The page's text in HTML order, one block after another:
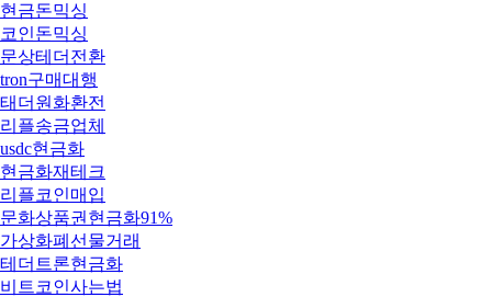
현금돈믹싱
코인돈믹싱
문상테더전환
tron구매대행
태더원화환전
리플송금업체
usdc현금화
현금화재테크
리플코인매입
문화상품권현금화91%
가상화폐선물거래
테더트론현금화
비트코인사는법